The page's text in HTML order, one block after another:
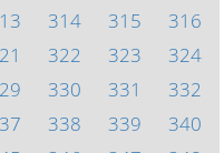
314 315
316
322 323
324
330 331
332
338 339
340